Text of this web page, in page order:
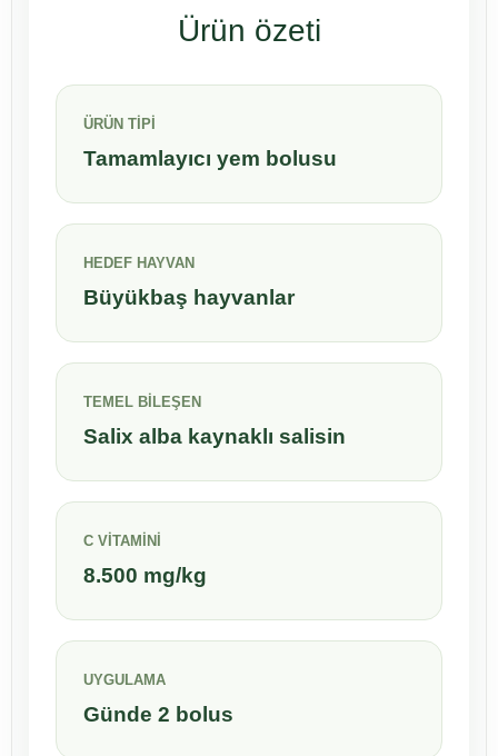
Ürün özeti
ÜRÜN TİPİ
Tamamlayıcı yem bolusu
HEDEF HAYVAN
Büyükbaş hayvanlar
TEMEL BİLEŞEN
Salix alba kaynaklı salisin
C VİTAMİNİ
8.500 mg/kg
UYGULAMA
Günde 2 bolus